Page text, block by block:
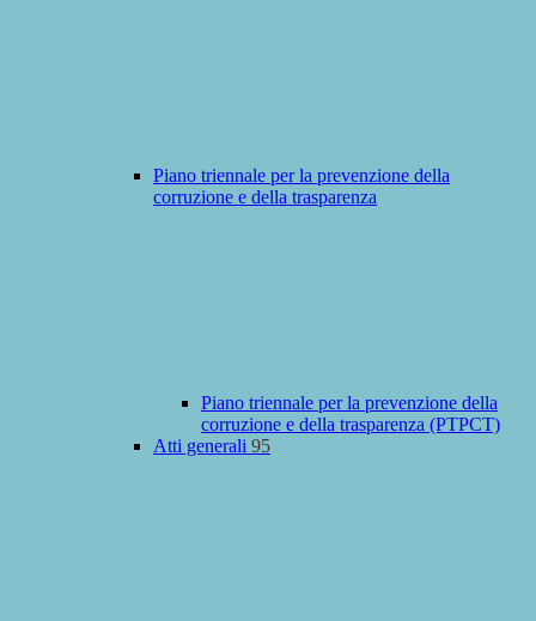
Piano triennale per la prevenzione della
corruzione e della trasparenza
Piano triennale per la prevenzione della
corruzione e della trasparenza (PTPCT)
Atti generali 95